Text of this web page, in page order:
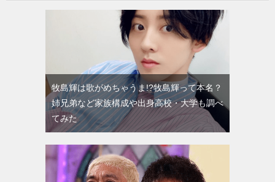
牧島輝は歌がめちゃうま!?牧島輝って本名？
姉兄弟など家族構成や出身高校・大学も調べ
てみた